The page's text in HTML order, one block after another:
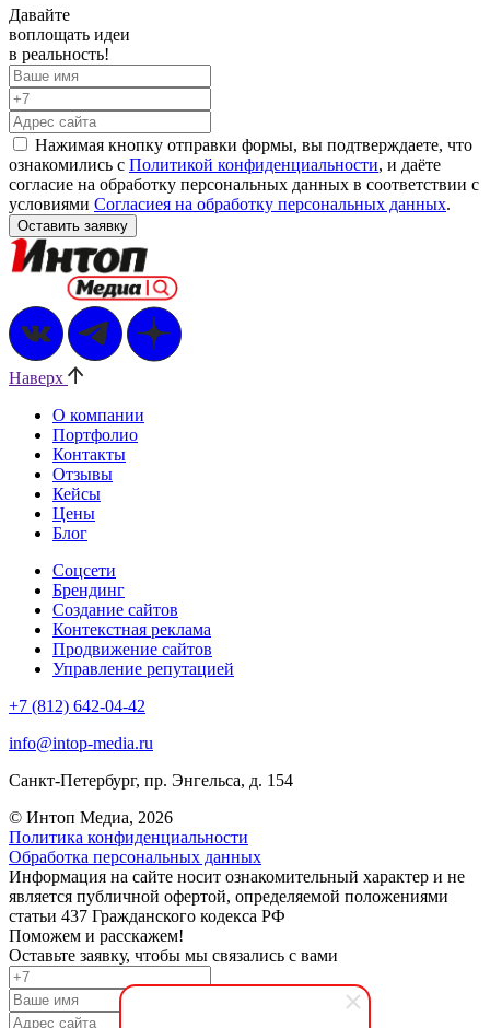
Давайте
воплощать идеи
в реальность!
Нажимая кнопку отправки формы, вы подтверждаете, что
ознакомились с Политикой конфиденциальности, и даёте
согласие на обработку персональных данных в соответствии с
условиями Согласиея на обработку персональных данных.
Наверх
О компании
Портфолио
Контакты
Отзывы
Кейсы
Цены
Блог
Соцсети
Брендинг
Создание сайтов
Контекстная реклама
Продвижение сайтов
Управление репутацией
+7 (812) 642-04-42
info@intop-media.ru
Санкт-Петербург, пр. Энгельса, д. 154
© Интоп Медиа, 2026
Политика конфиденциальности
Обработка персональных данных
Информация на сайте носит ознакомительный характер и не
является публичной офертой, определяемой положениями
статьи 437 Гражданского кодекса РФ
Поможем и расскажем!
Оставьте заявку, чтобы мы связались с вами